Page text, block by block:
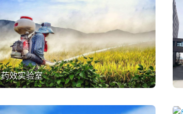
药效实验室